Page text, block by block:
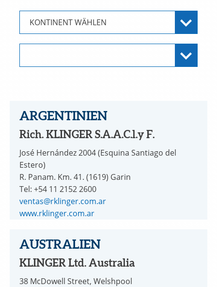
ARGENTINIEN
Rich. KLINGER S.A.A.C.l.y F.
José Hernández 2004 (Esquina Santiago del
Estero)
R. Panam. Km. 41. (1619) Garin
Tel: +54 11 2152 2600
ventas@rklinger.com.ar
www.rklinger.com.ar
AUSTRALIEN
KLINGER Ltd. Australia
38 McDowell Street, Welshpool